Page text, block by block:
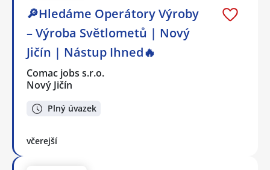
🔎Hledáme Operátory Výroby
– Výroba Světlometů | Nový
Jičín | Nástup Ihned🔥
Comac jobs s.r.o.
Nový Jičín
Plný úvazek
včerejší